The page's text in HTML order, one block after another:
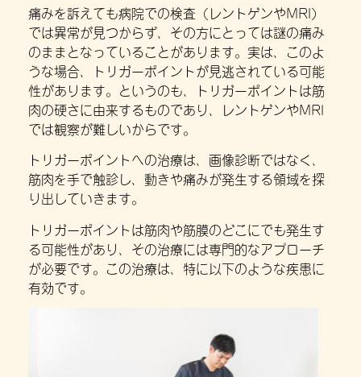
痛みを訴えても病院での検査（レントゲンやMRI）
では異常が見つからず、その方にとっては謎の痛み
のままとなっていることがあります。実は、このよ
うな場合、トリガーポイントが見逃されている可能
性があります。というのも、トリガーポイントは筋
肉の硬さに由来するものであり、レントゲンやMRI
では観察が難しいからです。
トリガーポイントへの治療は、画像診断ではなく、
筋肉を手で触診し、動きや痛みが発生する領域を探
り出していきます。
トリガーポイントは筋肉や筋膜のどこにでも発生す
る可能性があり、その治療には専門的なアプローチ
が必要です。この治療は、特に以下のような疾患に
有効です。